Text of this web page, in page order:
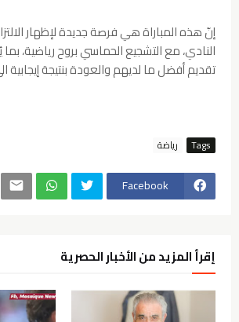
إنّ هذه المباراة هي فرصة جديدة لإظهار
النادي، مع التشجيع الحماسي بروح رياضية، بما
تقديم أفضل ما لديهم والعودة بنتيجة إيجابية
Tags رياضة
Facebook
إقرأ المزيد من الأخبار الحصرية